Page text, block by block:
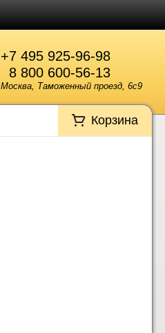
+7 495 925-96-98
8 800 600-56-13
Москва, Таможенный проезд, 6с9
Корзина